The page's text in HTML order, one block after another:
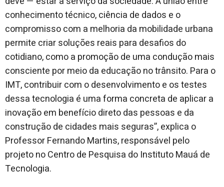
conhecimento técnico, ciência de dados e o
compromisso com a melhoria da mobilidade urbana
permite criar soluções reais para desafios do
cotidiano, como a promoção de uma condução mais
consciente por meio da educação no trânsito. Para o
IMT, contribuir com o desenvolvimento e os testes
dessa tecnologia é uma forma concreta de aplicar a
inovação em benefício direto das pessoas e da
construção de cidades mais seguras”, explica o
Professor Fernando Martins, responsável pelo
projeto no Centro de Pesquisa do Instituto Mauá de
Tecnologia.